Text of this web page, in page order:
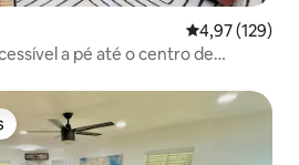
Classificação
4,97 (129)
a pé até o centro de